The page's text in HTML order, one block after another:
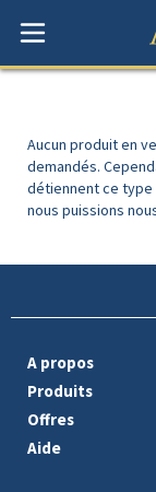
Aucun produit en
demandés.
détiennent ce type
nous puissions
A propos
Produits
Offres
Aide